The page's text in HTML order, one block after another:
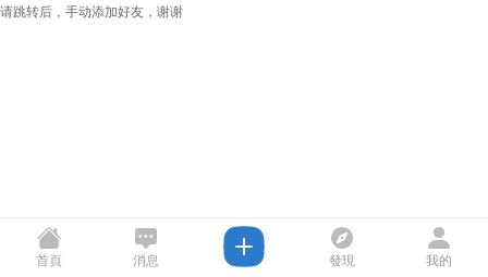
请跳转后，手动添加好友，谢谢
首頁 消息 發現 我的